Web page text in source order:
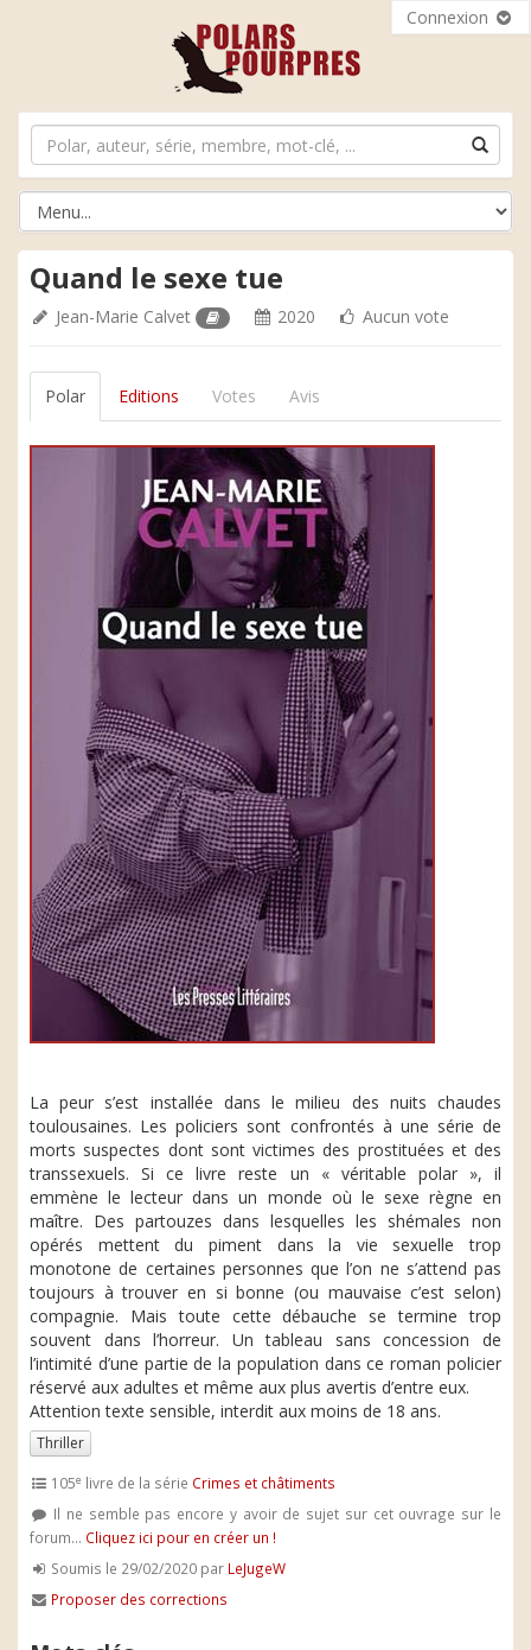
Connexion
Quand le sexe tue
Jean-Marie Calvet 2020 Aucun vote
Polar Editions Votes Avis
La peur s’est installée dans le milieu des nuits chaudes
toulousaines. Les policiers sont confrontés à une série de
morts suspectes dont sont victimes des prostituées et des
transsexuels. Si ce livre reste un « véritable polar », il
emmène le lecteur dans un monde où le sexe règne en
maître. Des partouzes dans lesquelles les shémales non
opérés mettent du piment dans la vie sexuelle trop
monotone de certaines personnes que l’on ne s’attend pas
toujours à trouver en si bonne (ou mauvaise c’est selon)
compagnie. Mais toute cette débauche se termine trop
souvent dans l’horreur. Un tableau sans concession de
l’intimité d’une partie de la population dans ce roman policier
réservé aux adultes et même aux plus avertis d’entre eux.
Attention texte sensible, interdit aux moins de 18 ans.
Thriller
105e livre de la série Crimes et châtiments
Il ne semble pas encore y avoir de sujet sur cet ouvrage sur le
forum... Cliquez ici pour en créer un !
Soumis le 29/02/2020 par LeJugeW
Proposer des corrections